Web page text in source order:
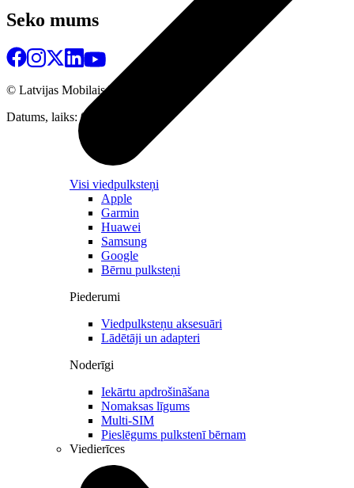
Visi viedpulksteņi
Apple
Garmin
Huawei
Samsung
Google
Bērnu pulksteņi
Piederumi
Viedpulksteņu aksesuāri
Lādētāji un adapteri
Noderīgi
Iekārtu apdrošināšana
Nomaksas līgums
Multi-SIM
Pieslēgums pulkstenī bērnam
Viedierīces
Seko mums
© Latvijas Mobilais Telefons
Datums, laiks: 09.08.2026 10:22